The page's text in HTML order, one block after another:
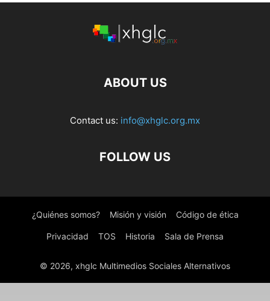
ABOUT US
Contact us: info@xhglc.org.mx
FOLLOW US
¿Quiénes somos? Misión y visión Código de ética
Privacidad TOS Historia Sala de Prensa
© 2026, xhglc Multimedios Sociales Alternativos